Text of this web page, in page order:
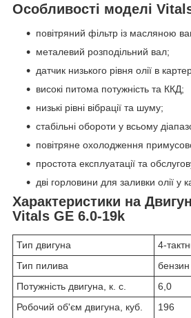
Особливості моделі
повітряний фільтр із масляною
металевий розподільний вал;
датчик низького рівня олії в
високі питома потужність та ККД;
низькі рівні вібрації та шуму;
стабільні обороти у всьому
повітряне охолодження
простота експлуатації та
дві горловини для заливки олії у
Характеристики на
Vitals GE 6.0-19k
Тип двигуна
4-
Тип пилива
Потужність двигуна, к. с.
6,0
Робочий об'єм двигуна, куб.
196